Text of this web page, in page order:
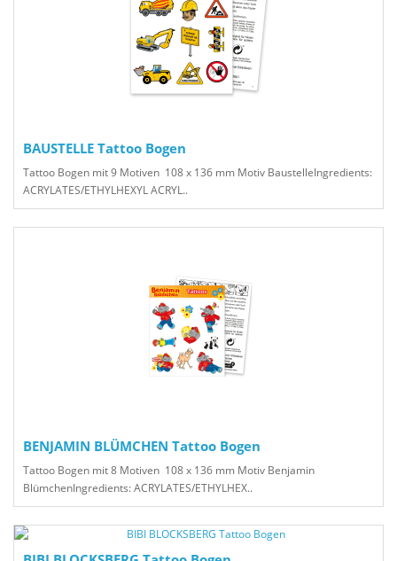
BAUSTELLE Tattoo Bogen
Tattoo Bogen mit 9 Motiven 108 x 136 mm Motiv BaustelleIngredients:
ACRYLATES/ETHYLHEXYL ACRYL..
BENJAMIN BLÜMCHEN Tattoo Bogen
Tattoo Bogen mit 8 Motiven 108 x 136 mm Motiv Benjamin
BlümchenIngredients: ACRYLATES/ETHYLHEX..